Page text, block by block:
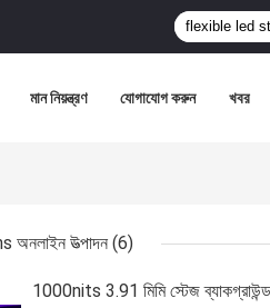
মান নিয়ন্ত্রণ যোগাযোগ করুন খবর
উত্পাদন (6)
1000nits 3.91 মিমি স্টেজ ব্যাকগ্রাউন্ড